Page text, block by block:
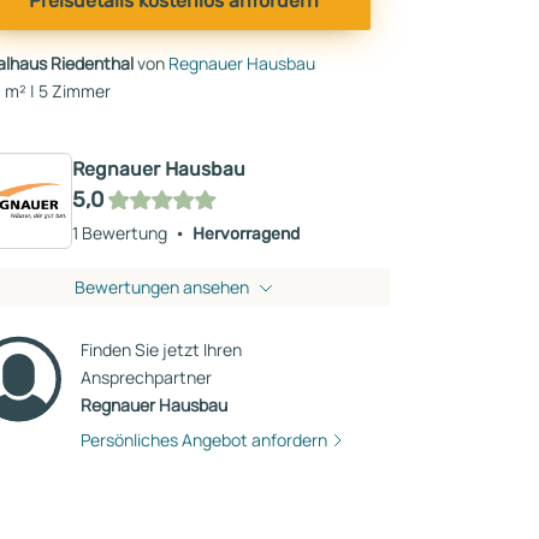
Riedenthalvon Regnauer Hausbau
m² | 5 Zimmer
Regnauer Hausbau
5,0
1 Bewertung Hervorragend
Bewertungen ansehen
Finden Sie jetzt Ihren
Ansprechpartner
Regnauer Hausbau
Persönliches Angebot anfordern